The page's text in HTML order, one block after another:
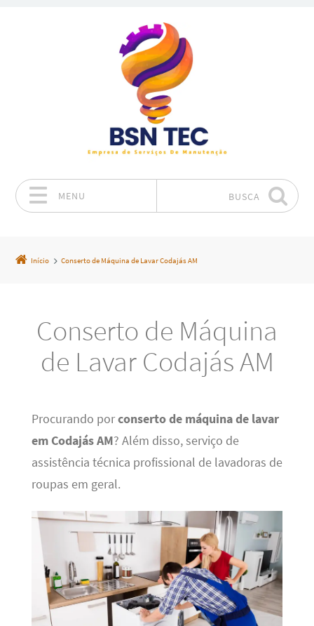
MENU BUSCA
Início Conserto de Máquina de Lavar Codajás AM
Conserto de Máquina
de Lavar Codajás AM
Procurando porconserto de máquina de lavar
em Codajás AM? Além disso, serviço de
assistência técnica profissional de lavadoras de
roupas em geral.